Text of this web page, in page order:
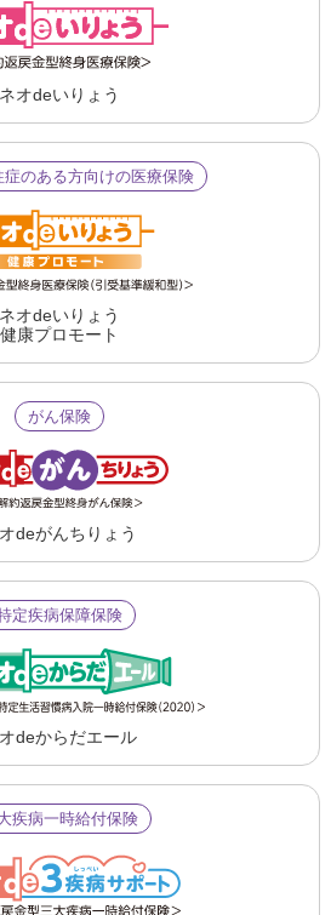
ネオdeいりょう
症のある方向けの医療保険
ネオdeいりょう
健康プロモート
がん保険
deがんちりょう
定疾病保障保険
deからだエール
疾病一時給付保険